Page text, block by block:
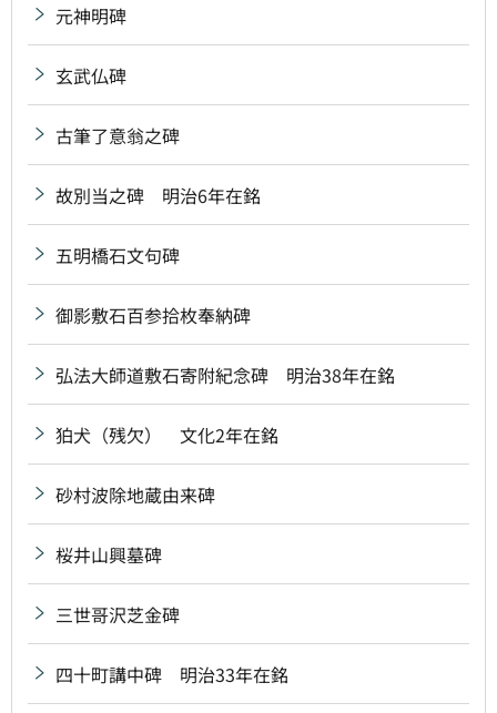
元神明碑
玄武仏碑
古筆了意翁之碑
故別当之碑 明治6年在銘
五明橋石文句碑
御影敷石百参拾枚奉納碑
弘法大師道敷石寄附紀念碑 明治38年在銘
狛犬（残欠） 文化2年在銘
砂村波除地蔵由来碑
桜井山興墓碑
三世哥沢芝金碑
四十町講中碑 明治33年在銘